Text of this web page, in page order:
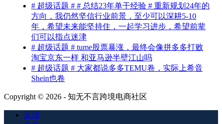
# 超级话题 # # 总结23年单干经验 # 重新规划24年的
方向，我仍然坚信行业前景，至少可以深耕5-10
年，希望未来能坚持住，一起学习进步，希望前辈
们可以指点迷津
# 超级话题 # tume股票暴涨，最终会像拼多多打败
淘宝京东一样 和亚马逊半壁江山吗
# 超级话题 # 大家都说多多TEMU卷，实际上希音
Shein也卷
Copyright © 2026 - 知无不言跨境电商社区
发现